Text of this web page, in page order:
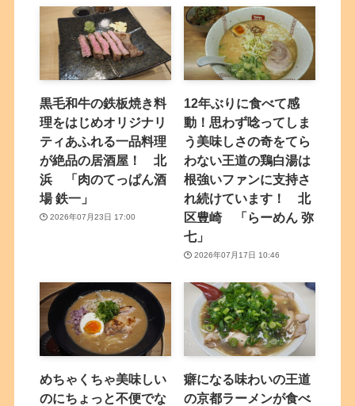
黒毛和牛の鉄板焼き料
理をはじめオリジナリ
ティあふれる一品料理
が絶品の居酒屋！ 北
浜 「肉のてっぱん酒
場 鉄一」
2026年07月23日 17:00
12年ぶりに食べて感
動！思わず唸ってしま
う美味しさの奇をてら
わない王道の鶏白湯は
根強いファンに支持さ
れ続けています！ 北
区豊崎 「らーめん 弥
七」
2026年07月17日 10:46
めちゃくちゃ美味しい
のにちょっと不便でな
癖になる味わいの王道
の京都ラーメンが食べ